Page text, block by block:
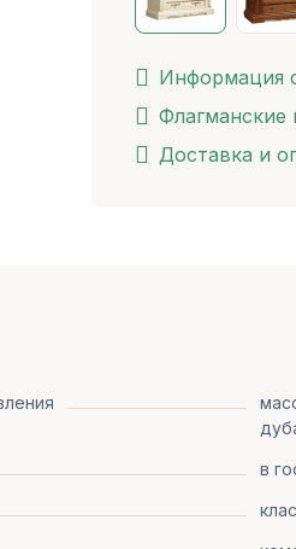
Информация
Флагманские
Доставка и
в